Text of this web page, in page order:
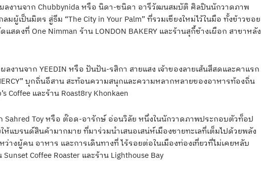
ลงานจาก Chubbynida หรือ นิดา-ชนิดา อารีวัฒนสมบัติ ศิลปินนักวาดภาพ
ผู้เป็นมิตร สู่ธีม “The City in Your Palm” ที่รวมเชียงใหม่ไว้ในมือ ทั้งข้าวซอย
ดงที่ One Nimman ร้าน LONDON BAKERY และร้านสุกี้ช้างเผือก สาขาหลัง
ลงานจาก YEEDIN หรือ ปันปัน-รสิกา สายแสง เจ้าของลายเส้นสีสดและคาแรก
บุกถิ่นอีสาน สะท้อนความสนุกและความหลากหลายของอาหารท้องถิ่น
และร้าน Roast8ry Khonkaen
Sahred Toy หรือ ต๊อด-อารักษ์ อ่อนวิลัย หนึ่งในนักวาดภาพประกอบตัวท็อป
แบรนด์สินค้ามากมาย ที่มาร่วมนำเสนอเสน่ห์เมืองชายทะเลที่เต็มไปด้วยพลัง
างผู้คน อาหาร และการเดินทางที่ ไร้รอยต่อในเมืองท่องเที่ยวที่ไม่เคยหลับ
Coffee Roaster และร้าน Lighthouse Bay